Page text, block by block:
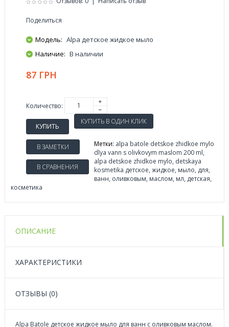
Поделиться
Модель: Alpa детское жидкое мыло
Наличие: В наличии
87 ГРН
Количество:
КУПИТЬ
В ЗАМЕТКИ
В СРАВНЕНИЯ
Метки: alpa batole detskoe zhidkoe mylo
dlya vann s olivkovym maslom 200 ml,
alpa detskoe zhidkoe mylo, detskaya
kosmetika детское, жидкое, мыло, для,
ванн, оливковым, маслом, мл, детская,
косметика
ОПИСАНИЕ
ХАРАКТЕРИСТИКИ
ОТЗЫВЫ (0)
Alpa Batole детское жидкое мыло для ванн с оливковым маслом.